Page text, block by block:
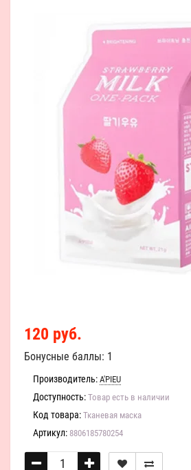
120 руб.
Бонусные баллы: 1
Производитель: A'PIEU
Доступность: Товар есть в наличии
Код товара: Тканевая маска
Артикул: 8806185780254